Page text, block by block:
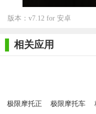
3. 保持稳定的速度：
的，避免因为过度加速而失
【极限摩托3正版测评】
《极限摩托3》凭借其
版本：v7.12 for 安卓
相关应用
极限摩托正
极限摩托车